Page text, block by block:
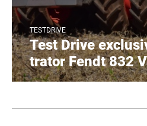
TESTDRIVE
Test Drive
trator Fendt 832